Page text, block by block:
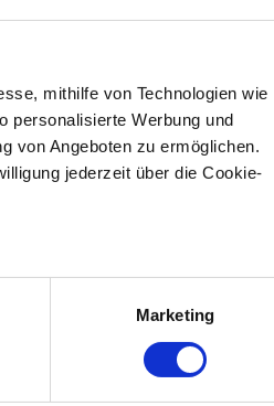
mithilfe von Technologien wie
personalisierte Werbung und
von Angeboten zu ermöglichen.
jederzeit über die Cookie-
genau sein können
Ihre Präferenzen imAbschnitt
Marketing